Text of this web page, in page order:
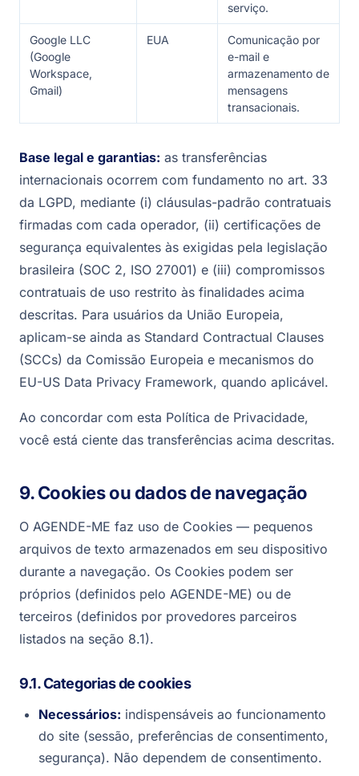
serviço.
Google LLC
(Google
Workspace,
Gmail)
EUA
Comunicação por
e-mail e
armazenamento de
mensagens
transacionais.
Base legal e garantias: as transferências
internacionais ocorrem com fundamento no art. 33
da LGPD, mediante (i) cláusulas-padrão contratuais
firmadas com cada operador, (ii) certificações de
segurança equivalentes às exigidas pela legislação
brasileira (SOC 2, ISO 27001) e (iii) compromissos
contratuais de uso restrito às finalidades acima
descritas. Para usuários da União Europeia,
aplicam-se ainda as Standard Contractual Clauses
(SCCs) da Comissão Europeia e mecanismos do
EU-US Data Privacy Framework, quando aplicável.
Ao concordar com esta Política de Privacidade,
você está ciente das transferências acima descritas.
9. Cookies ou dados de navegação
O AGENDE-ME faz uso de Cookies — pequenos
arquivos de texto armazenados em seu dispositivo
durante a navegação. Os Cookies podem ser
próprios (definidos pelo AGENDE-ME) ou de
terceiros (definidos por provedores parceiros
listados na seção 8.1).
9.1. Categorias de cookies
Necessários: indispensáveis ao funcionamento
do site (sessão, preferências de consentimento,
segurança). Não dependem de consentimento.